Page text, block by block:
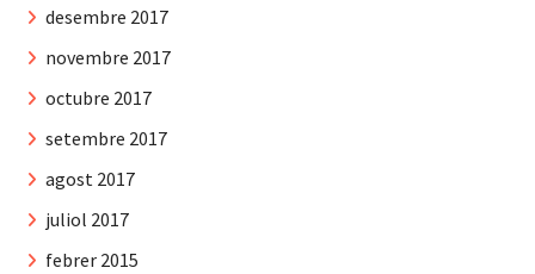
desembre 2017
novembre 2017
octubre 2017
setembre 2017
agost 2017
juliol 2017
febrer 2015